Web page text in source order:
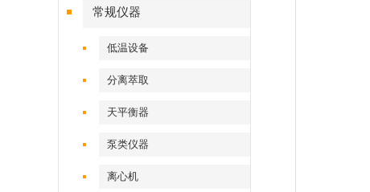
常规仪器
低温设备
分离萃取
天平衡器
泵类仪器
离心机